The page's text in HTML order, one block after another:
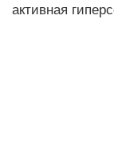
активная